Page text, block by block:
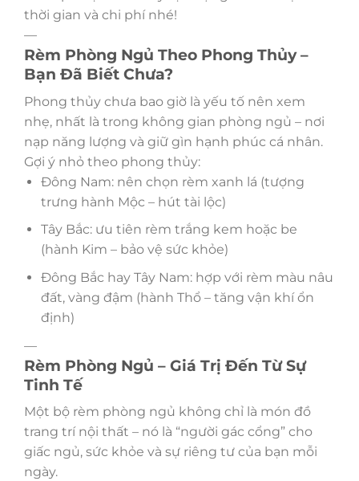
thời gian và chi phí nhé!
—
Rèm Phòng Ngủ Theo Phong Thủy –
Bạn Đã Biết Chưa?
Phong thủy chưa bao giờ là yếu tố nên xem
nhẹ, nhất là trong không gian phòng ngủ – nơi
nạp năng lượng và giữ gìn hạnh phúc cá nhân.
Gợi ý nhỏ theo phong thủy:
Đông Nam: nên chọn rèm xanh lá (tượng
trưng hành Mộc – hút tài lộc)
Tây Bắc: ưu tiên rèm trắng kem hoặc be
(hành Kim – bảo vệ sức khỏe)
Đông Bắc hay Tây Nam: hợp với rèm màu nâu
đất, vàng đậm (hành Thổ – tăng vận khí ổn
định)
—
Rèm Phòng Ngủ – Giá Trị Đến Từ Sự
Tinh Tế
Một bộ rèm phòng ngủ không chỉ là món đồ
trang trí nội thất – nó là “người gác cổng” cho
giấc ngủ, sức khỏe và sự riêng tư của bạn mỗi
ngày.